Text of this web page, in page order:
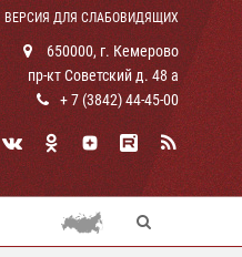
ВЕРСИЯ ДЛЯ СЛАБОВИДЯЩИХ
650000, г. Кемерово
пр-кт Советский д. 48 а
+ 7 (3842) 44-45-00